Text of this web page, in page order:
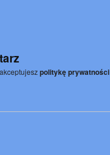
politykę prywatności